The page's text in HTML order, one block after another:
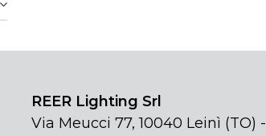
REER Lighting Srl
Via Meucci 77, 10040 Leinì (TO) -